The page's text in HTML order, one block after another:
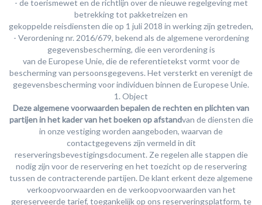
- de toerismewet en de richtlijn over de nieuwe regelgeving met
betrekking tot pakketreizen en
gekoppelde reisdiensten die op 1 juli 2018 in werking zijn getreden,
- Verordening nr. 2016/679, bekend als de algemene verordening
gegevensbescherming, die een verordening is
van de Europese Unie, die de referentietekst vormt voor de
bescherming van persoonsgegevens. Het versterkt en verenigt de
gegevensbescherming voor individuen binnen de Europese Unie.
1. Object
Deze algemene voorwaarden bepalen de rechten en plichten van
partijen in het kader van het boeken op afstandvan de diensten die
in onze vestiging worden aangeboden, waarvan de
contactgegevens zijn vermeld in dit
reserveringsbevestigingsdocument. Ze regelen alle stappen die
nodig zijn voor de reservering en het toezicht op de reservering
tussen de contracterende partijen. De klant erkent deze algemene
verkoopvoorwaarden en de verkoopvoorwaarden van het
gereserveerde tarief, toegankelijk op ons reserveringsplatform, te